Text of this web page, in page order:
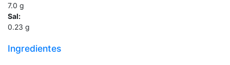
7.0 g
Sal:
0.23 g
Ingredientes